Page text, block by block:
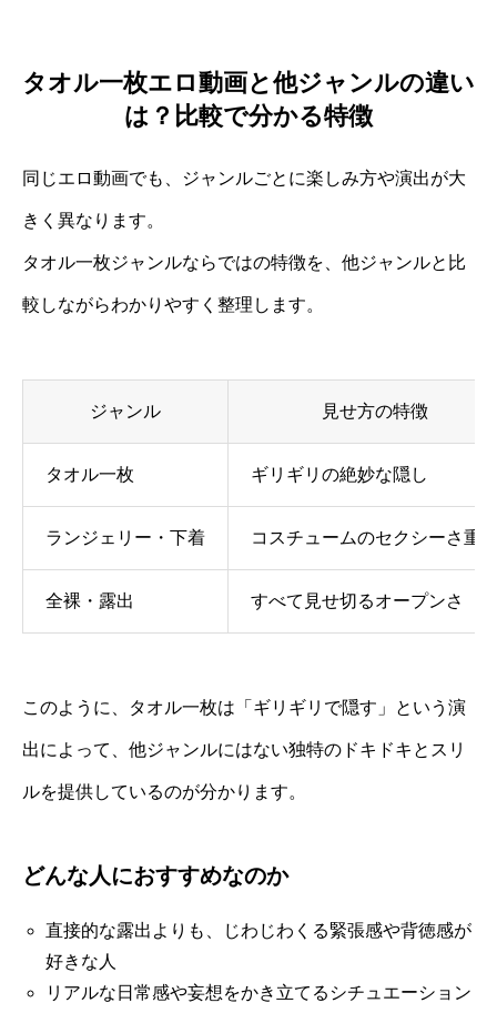
タオル一枚エロ動画と他ジャンルの違い
は？比較で分かる特徴
同じエロ動画でも、ジャンルごとに楽しみ方や演出が大
きく異なります。
タオル一枚ジャンルならではの特徴を、他ジャンルと比
較しながらわかりやすく整理します。
ジャンル 見せ方の特徴
タオル一枚 ギリギリの絶妙な隠し
ランジェリー・下着 コスチュームのセクシーさ重
全裸・露出 すべて見せ切るオープンさ
このように、タオル一枚は「ギリギリで隠す」という演
出によって、他ジャンルにはない独特のドキドキとスリ
ルを提供しているのが分かります。
どんな人におすすめなのか
直接的な露出よりも、じわじわくる緊張感や背徳感が
好きな人
リアルな日常感や妄想をかき立てるシチュエーション